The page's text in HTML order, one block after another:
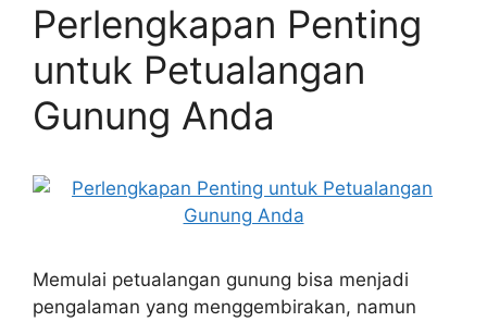
Perlengkapan Penting
untuk Petualangan
Gunung Anda
Memulai petualangan gunung bisa menjadi
pengalaman yang menggembirakan, namun